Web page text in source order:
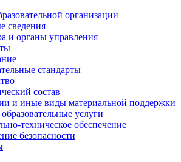
организации
сведения
и органы управления
стандарты
состав
и иные виды материальной поддержки
услуги
техническое обеспечение
безопасности